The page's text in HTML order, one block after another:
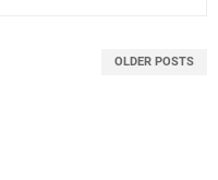
OLDER POSTS